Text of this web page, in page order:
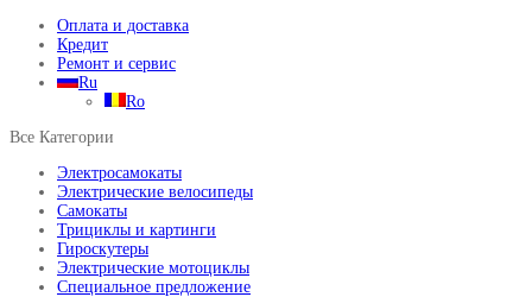
Оплата и доставка
Кредит
Ремонт и сервис
Ru
Ro
Все Категории
Электросамокаты
Электрические велосипеды
Самокаты
Трициклы и картинги
Гироскутеры
Электрические мотоциклы
Специальное предложение